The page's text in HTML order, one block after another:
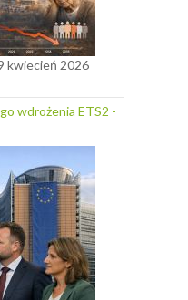
kwiecień 2026
wdrożenia ETS2 -